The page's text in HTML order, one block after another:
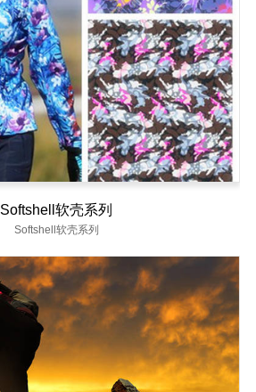
Softshell软壳系列
Softshell软壳系列